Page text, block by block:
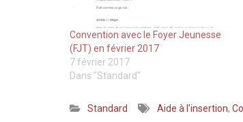
Convention avec le Foyer Jeunesse
(FJT) en février 2017
7 février 2017
Dans "Standard"
Standard Aide à l'insertion,